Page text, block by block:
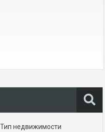
Тип недвижимости